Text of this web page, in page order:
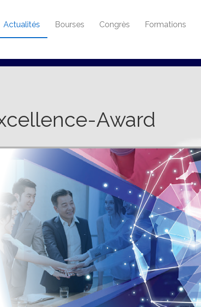
Actualités Bourses Congrès Formations
Award